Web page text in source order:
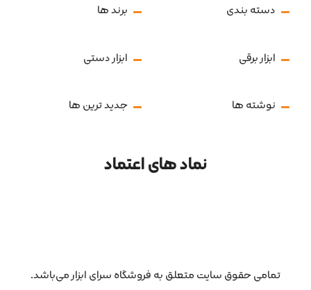
دسته بندی برند ها
ابزار برقی ابزار دستی
نوشته ها جدید ترین ها
نماد های اعتماد
تمامی حقوق سایت متعلق به فروشگاه سرای ابزار می‌باشد.